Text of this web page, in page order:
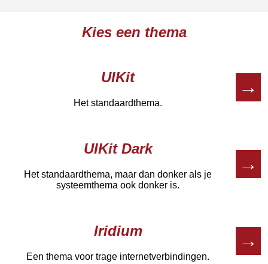
Kies een thema
UIKit
Het standaardthema.
→
UIKit Dark
Het standaardthema, maar dan donker als je
systeemthema ook donker is.
→
Iridium
Een thema voor trage internetverbindingen.
→